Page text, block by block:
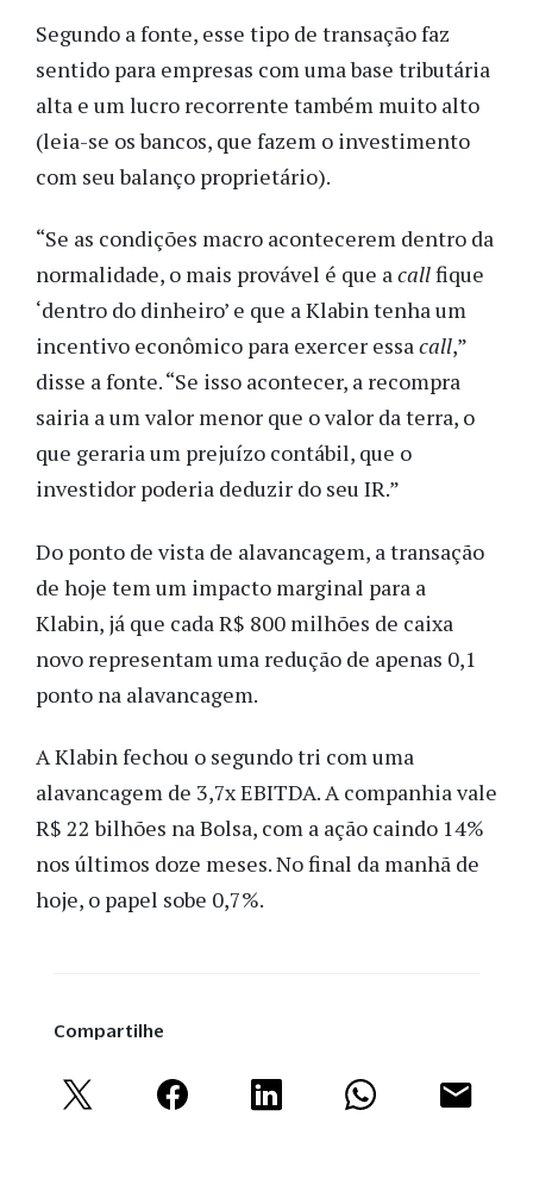
Segundo a fonte, esse tipo de transação faz
sentido para empresas com uma base tributária
alta e um lucro recorrente também muito alto
(leia-se os bancos, que fazem o investimento
com seu balanço proprietário).
“Se as condições macro acontecerem dentro da
normalidade, o mais provável é que acallfique
‘dentro do dinheiro’ e que a Klabin tenha um
incentivo econômico para exercer essacall,”
disse a fonte. “Se isso acontecer, a recompra
sairia a um valor menor que o valor da terra, o
que geraria um prejuízo contábil, que o
investidor poderia deduzir do seu IR.”
Do ponto de vista de alavancagem, a transação
de hoje tem um impacto marginal para a
Klabin, já que cada R$ 800 milhões de caixa
novo representam uma redução de apenas 0,1
ponto na alavancagem.
A Klabin fechou o segundo tri com uma
alavancagem de 3,7x EBITDA. A companhia vale
R$ 22 bilhões na Bolsa, com a ação caindo 14%
nos últimos doze meses. No final da manhã de
hoje, o papel sobe 0,7%.
Compartilhe